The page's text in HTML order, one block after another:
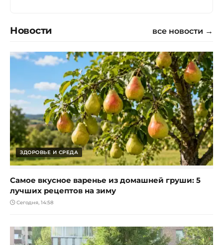
Новости все новости →
ЗДОРОВЬЕ И СРЕДА
Самое вкусное варенье из домашней груши: 5
лучших рецептов на зиму
Сегодня, 14:58